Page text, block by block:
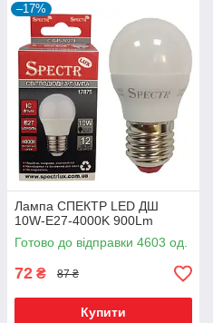
–17%
Лампа СПЕКТР LED ДШ
10W-E27-4000K 900Lm
Готово до відправки 4603 од.
72 ₴ 87 ₴
Купити